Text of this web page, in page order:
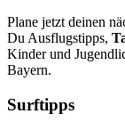
Plane jetzt deinen
Du Ausflugstipps,
Kinder und
Bayern.
Surftipps